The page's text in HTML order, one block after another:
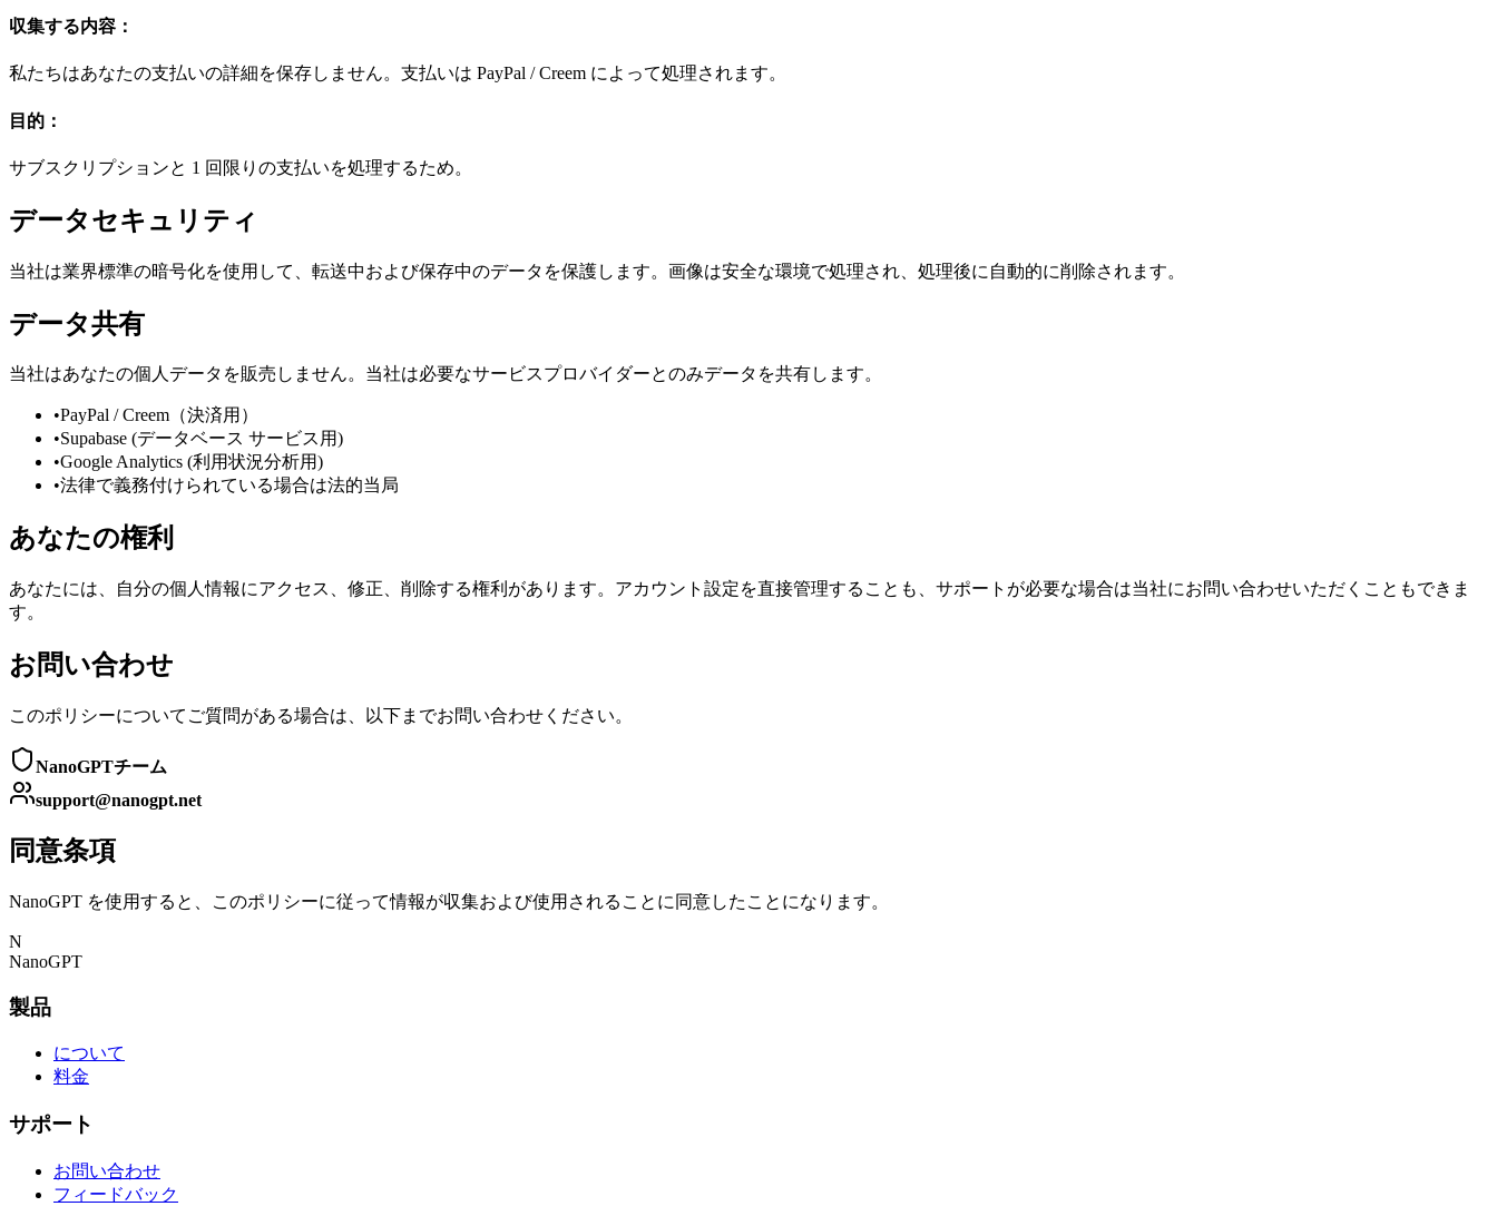
収集する内容：
私たちはあなたの支払いの詳細を保存しません。支払いは PayPal / Creem によって処理されます。
目的：
サブスクリプションと 1 回限りの支払いを処理するため。
データセキュリティ
当社は業界標準の暗号化を使用して、転送中および保存中のデータを保護します。画像は安全な環境で処理され、処理後に自動的に削除されます。
データ共有
当社はあなたの個人データを販売しません。当社は必要なサービスプロバイダーとのみデータを共有します。
•PayPal / Creem（決済用）
•Supabase (データベース サービス用)
•Google Analytics (利用状況分析用)
•法律で義務付けられている場合は法的当局
あなたの権利
あなたには、自分の個人情報にアクセス、修正、削除する権利があります。アカウント設定を直接管理することも、サポートが必要な場合は当社にお問い合わせいただくこともできま
す。
お問い合わせ
このポリシーについてご質問がある場合は、以下までお問い合わせください。
NanoGPTチーム
support@nanogpt.net
同意条項
NanoGPT を使用すると、このポリシーに従って情報が収集および使用されることに同意したことになります。
N
NanoGPT
製品
について
料金
サポート
お問い合わせ
フィードバック